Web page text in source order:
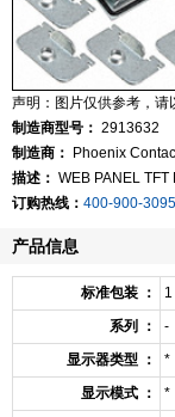
声明：图片仅供参考，请
制造商型号： 2913632
制造商：
Phoenix
描述： WEB PANEL TFT
订购热线： 400-900-3095
产品信息
标准包装 ：
1
系列 ：
-
显示器类型 ：
*
显示模式 ：
*